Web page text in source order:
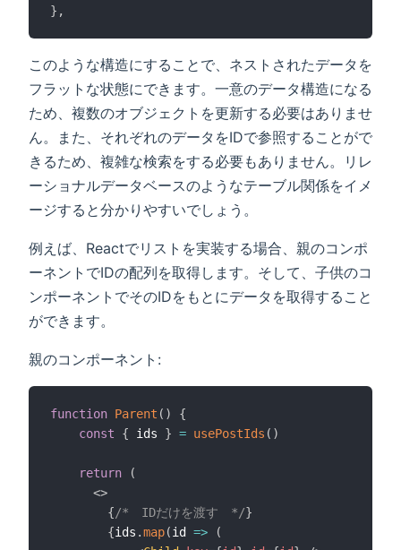
} ,
このような構造にすることで、ネストされたデータを
フラットな状態にできます。一意のデータ構造になる
ため、複数のオブジェクトを更新する必要はありませ
ん。また、それぞれのデータをIDで参照することがで
きるため、複雑な検索をする必要もありません。リレ
ーショナルデータベースのようなテーブル関係をイメ
ージすると分かりやすいでしょう。
例えば、Reactでリストを実装する場合、親のコンポ
ーネントでIDの配列を取得します。そして、子供のコ
ンポーネントでそのIDをもとにデータを取得すること
ができます。
親のコンポーネント:
function Parent ( )
{
const
{ ids } = usePostIds ( )
return
(
<>
{/*　IDだけを渡す　*/}
{ids .map(id =>
(